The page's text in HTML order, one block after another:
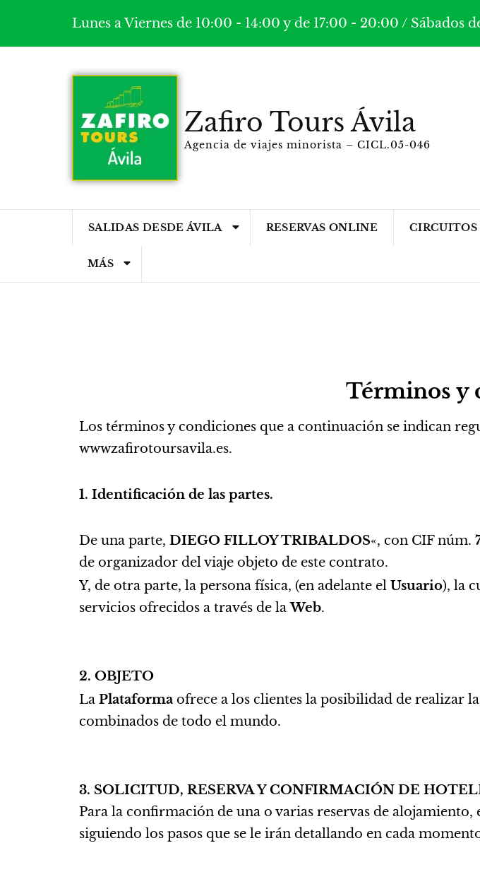
Lunes a Viernes de 10:00 - 14:00 y de 17:00 - 20:00 / Sábados
Zafiro Tours Ávila
Agencia de viajes minorista – CICL.05-046
SALIDAS DESDE ÁVILA RESERVAS ONLINE CIRCUITOS
MÁS
Términos y
Los términos y condiciones que a continuación se indican
wwwzafirotoursavila.es.
1. Identificación de las partes.
De una parte, DIEGO FILLOY TRIBALDOS«, con CIF núm.
de organizador del viaje objeto de este contrato.
Y, de otra parte, la persona física, (en adelante el Usuario), la
servicios ofrecidos a través de laWeb.
2. OBJETO
La Plataforma ofrece a los clientes la posibilidad de realizar
combinados de todo el mundo.
3. SOLICITUD, RESERVA Y CONFIRMACIÓN DE
Para la confirmación de una o varias reservas de
siguiendo los pasos que se le irán detallando en cada